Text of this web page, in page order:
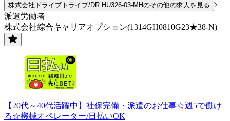
株式会社ドライブトライブ/DR:HU326-03-MHのその他の求人を見る
派遣労働者
株式会社綜合キャリアオプション(1314GH0810G23★38-N)
【20代～40代活躍中】社保完備・派遣のお仕事☆週5で働け
る☆機械オペレーター/日払いOK